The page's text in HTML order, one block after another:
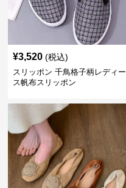
¥3,520 (税込)
スリッポン 千鳥格子柄レディー
ス帆布スリッポン